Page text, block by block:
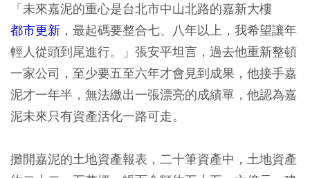
「未來嘉泥的重心是台北市中山北路的嘉新大樓
都市更新 ，最起碼要整合七、八年以上，我希望讓年
輕人從頭到尾進行。」張安平坦言，過去他重新整頓
一家公司，至少要五至六年才會見到成果，他接手嘉
泥才一年半，無法繳出一張漂亮的成績單，他認為嘉
泥未來只有資產活化一路可走。
攤開嘉泥的土地資產報表，二十筆資產中，土地資產